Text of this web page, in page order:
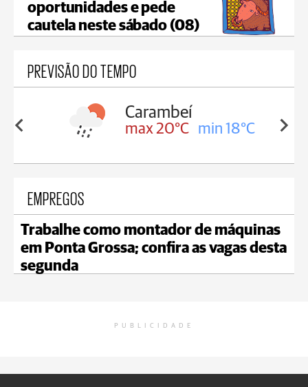
oportunidades e pede
cautela neste sábado (08)
PREVISÃO DO TEMPO
18°C
Carambeí
max 20°C min 18°C
EMPREGOS
Trabalhe como montador de máquinas
em Ponta Grossa; confira as vagas desta
segunda
PUBLICIDADE